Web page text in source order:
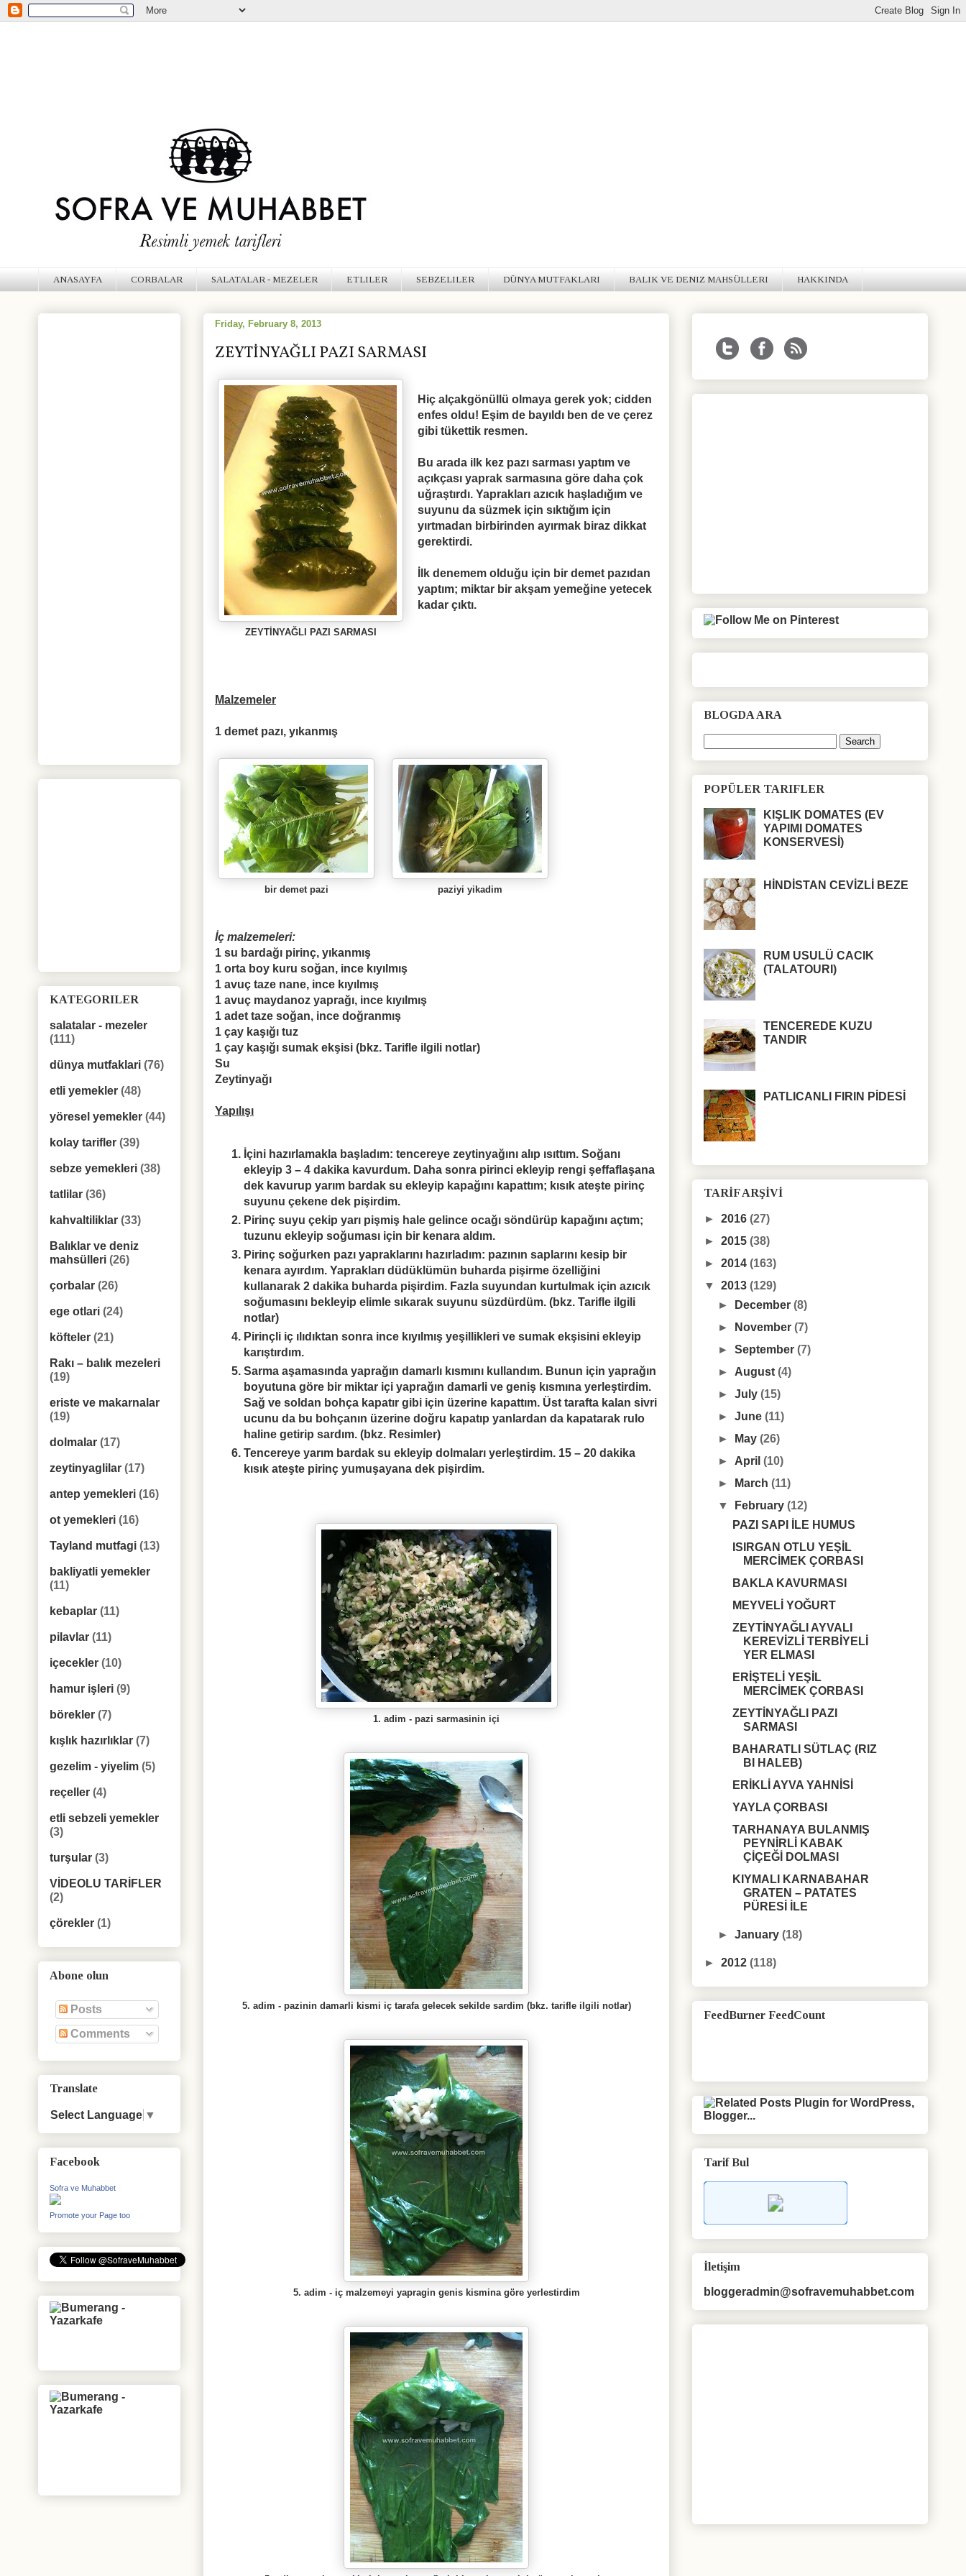
ANASAYFA CORBALAR SALATALAR - MEZELER ETLILER SEBZELILER DÜNYA MUTFAKLARI BALIK VE DENIZ MAHSÜLLERI HAKKINDA
Friday, February 8, 2013
ZEYTİNYAĞLI PAZI SARMASI
ZEYTİNYAĞLI PAZI SARMASI
Hiç alçakgönüllü olmaya gerek yok; cidden
enfes oldu! Eşim de bayı ld ı ben de ve çerez
gibi tükettik resmen.
Bu arada ilk kez pazı sarması yaptım ve
açıkçası yaprak sarmasına göre daha çok
uğraştırd ı. Yaprakları azıcık haş lad ığım ve
suyunu da süzmek için sıktığım için
yırtmadan birbirinden ayırmak biraz dikkat
gerektirdi.
İlk denemem olduğu için bir demet pazıdan
yaptım; miktar bir akşam yemeğine yetecek
kadar çıktı.
Malzemeler
1 demet pazı, yıkanmış
bir demet pazi paziyi yikadim
İç malzemeleri:
1 su bardağı pirinç, yıkanmış
1 orta boy kuru soğan, ince kıyılmış
1 avuç taze nane, ince kıyılmış
1 avuç maydanoz yaprağı, ince kıyılmış
1 adet taze soğan, ince doğranmış
1 çay kaşığı tuz
1 çay kaşığı sumak ekşisi (bkz. Tarifle ilgili notlar)
Su
Zeytinyağı
Yapılışı
İçini hazırlamakla başladım: tencereye zeytinyağını alıp ısıttım. Soğanı
ekleyip 3 – 4 dakika kavurdum. Daha sonra pirinci ekleyip rengi şeffaflaşana
dek kavurup yarım bardak su ekleyip kapağını kapattım; kısık ateşte pirinç
suyunu çekene dek pişirdim.
Pirinç suyu çekip yarı pişmiş hale gelince ocağı söndürüp kapağını açtım;
tuzunu ekleyip soğuması için bir kenara aldım.
Pirinç soğurken pazı yapraklarını hazırladım: pazının saplarını kesip bir
kenara ayırdım. Yaprakları düdüklümün buharda pişirme özelliğini
kullanarak 2 dakika buharda pişirdim. Fazla suyundan kurtulmak için azıcık
soğumasını bekleyip elimle sıkarak suyunu süzdürdüm. (bkz. Tarifle ilgili
notlar)
Pirinçli iç ılıdıktan sonra ince kıyılmış yeşillikleri ve sumak ekşisini ekleyip
karıştırdım.
Sarma aşamasında yaprağın damarlı kısmını kullandım. Bunun için yaprağın
boyutuna göre bir miktar içi yaprağın damarli ve geniş kısmına yerleştirdim.
Sağ ve soldan bohça kapatır gibi için üzerine kapattım. Üst tarafta kalan sivri
ucunu da bu bohçanın üzerine doğru kapatıp yanlardan da kapatarak rulo
haline getirip sardım. (bkz. Resimler)
Tencereye yarım bardak su ekleyip dolmaları yerleştirdim. 15 – 20 dakika
kısık ateşte pirinç yumuşayana dek pişirdim.
1. adim - pazi sarmasinin içi
5. adim - pazinin damarli kismi iç tarafa gelecek sekilde sardim (bkz. tarifle ilgili notlar)
5. adim - iç malzemeyi yapragin genis kismina göre yerlestirdim
KATEGORILER
salatalar - mezeler
(111)
dünya mutfaklari (76)
etli yemekler (48)
yöresel yemekler (44)
kolay tarifler (39)
sebze yemekleri (38)
tatlilar (36)
kahvaltiliklar (33)
Balıklar ve deniz
mahsülleri (26)
çorbalar (26)
ege otlari (24)
köfteler (21)
Rakı – balık mezeleri
(19)
eriste ve makarnalar
(19)
dolmalar (17)
zeytinyaglilar (17)
antep yemekleri (16)
ot yemekleri (16)
Tayland mutfagi (13)
bakliyatli yemekler
(11)
kebaplar (11)
pilavlar (11)
içecekler (10)
hamur işleri (9)
börekler (7)
kışlık hazırlıklar (7)
gezelim - yiyelim (5)
reçeller (4)
etli sebzeli yemekler
(3)
turşular (3)
VİDEOLU TARİFLER
(2)
çörekler (1)
Abone olun
Posts
Comments
Translate
Select Language ▼
Facebook
Sofra ve Muhabbet
Promote your Page too
BLOGDA ARA
POPÜLER TARIFLER
KIŞLIK DOMATES (EV
YAPIMI DOMATES
KONSERVESİ)
HİNDİSTAN CEVİZLİ BEZE
RUM USULÜ CACIK
(TALATOURI)
TENCEREDE KUZU
TANDIR
PATLICANLI FIRIN PİDESİ
TARİF ARŞİVİ
► 2016 (27)
► 2015 (38)
► 2014 (163)
▼ 2013 (129)
►
December(8)
►
November(7)
►September(7)
► August(4)
►July(15)
►June(11)
►
May(26)
► April(10)
►
March(11)
▼
February(12)
PAZI SAPI İLE HUMUS
ISIRGAN OTLU YEŞİL
MERCİMEK ÇORBASI
BAKLA KAVURMASI
MEYVELİ YOĞURT
ZEYTİNYAĞLI AYVALI
KEREVİZLİ TERBİYELİ
YER ELMASI
ERİŞTELİ YEŞİL
MERCİMEK ÇORBASI
ZEYTİNYAĞLI PAZI
SARMASI
BAHARATLI SÜTLAÇ (RIZ
BI HALEB)
ERİKLİ AYVA YAHNİSİ
YAYLA ÇORBASI
TARHANAYA BULANMIŞ
PEYNİRLİ KABAK
ÇİÇEĞİ DOLMASI
KIYMALI KARNABAHAR
GRATEN – PATATES
PÜRESİ İLE
►January(18)
► 2012 (118)
FeedBurner FeedCount
Tarif Bul
İletişim
bloggeradmin@sofravemuhabbet.com